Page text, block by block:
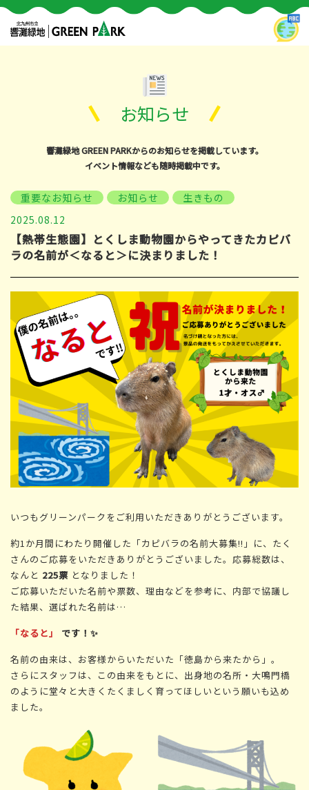
お知らせ
響灘緑地 GREEN PARKからのお知らせを掲載しています。
イベント情報なども随時掲載中です。
重要なお知らせ お知らせ
生きもの
2025.08.12
【熱帯生態園】とくしま動物園からやってきたカピバ
ラの名前が＜なると＞に決まりました！
いつもグリーンパークをご利用いただきありがとうございます。
約1か月間にわたり開催した「カピバラの名前大募集!!」に、たく
さんのご応募をいただきありがとうございました。応募総数は、
なんと 225票 となりました！
ご応募いただいた名前や票数、理由などを参考に、内部で協議し
た結果、選ばれた名前は…
「なると」 です！✨
名前の由来は、お客様からいただいた「徳島から来たから」。
さらにスタッフは、この由来をもとに、出身地の名所・大鳴門橋
のように堂々と大きくたくましく育ってほしいという願いも込め
ました。